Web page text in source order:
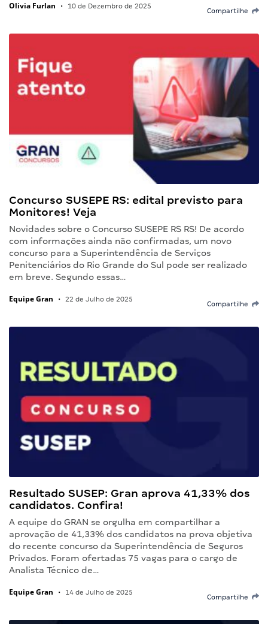
Olivia Furlan • 10 de Dezembro de 2025
Compartilhe
Concurso SUSEPE RS: edital previsto para
Monitores! Veja
Novidades sobre o Concurso SUSEPE RS RS! De acordo
com informações ainda não confirmadas, um novo
concurso para a Superintendência de Serviços
Penitenciários do Rio Grande do Sul pode ser realizado
em breve. Segundo essas…
Equipe Gran • 22 de Julho de 2025
Compartilhe
Resultado SUSEP: Gran aprova 41,33% dos
candidatos. Confira!
A equipe do GRAN se orgulha em compartilhar a
aprovação de 41,33% dos candidatos na prova objetiva
do recente concurso da Superintendência de Seguros
Privados. Foram ofertadas 75 vagas para o cargo de
Analista Técnico de…
Equipe Gran • 14 de Julho de 2025
Compartilhe